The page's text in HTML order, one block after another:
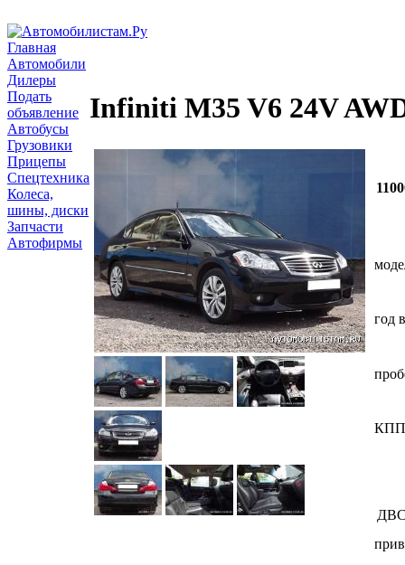
Главная
Автомобили
Дилеры
Подать
объявление
Автобусы
Грузовики
Прицепы
Спецтехника
Колеса,
шины, диски
Запчасти
Автофирмы
Infiniti M35 V6 24V
год
КПП